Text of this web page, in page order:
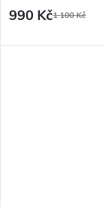
990 Kč1 100 Kč